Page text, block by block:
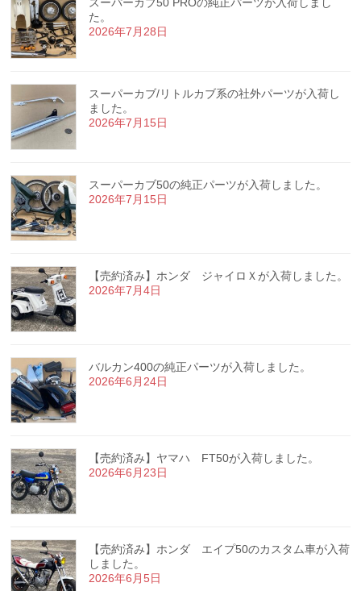
た。
2026年7月28日
スーパーカブ/リトルカブ系の社外パーツが入荷し
ました。
2026年7月15日
スーパーカブ50の純正パーツが入荷しました。
2026年7月15日
【売約済み】ホンダ ジャイロＸが入荷しました。
2026年7月4日
バルカン400の純正パーツが入荷しました。
2026年6月24日
【売約済み】ヤマハ FT50が入荷しました。
2026年6月23日
【売約済み】ホンダ エイプ50のカスタム車が入荷
しました。
2026年6月5日